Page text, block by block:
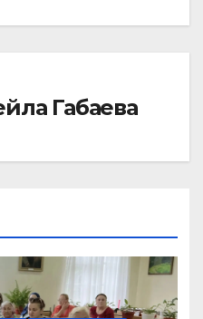
Габаева